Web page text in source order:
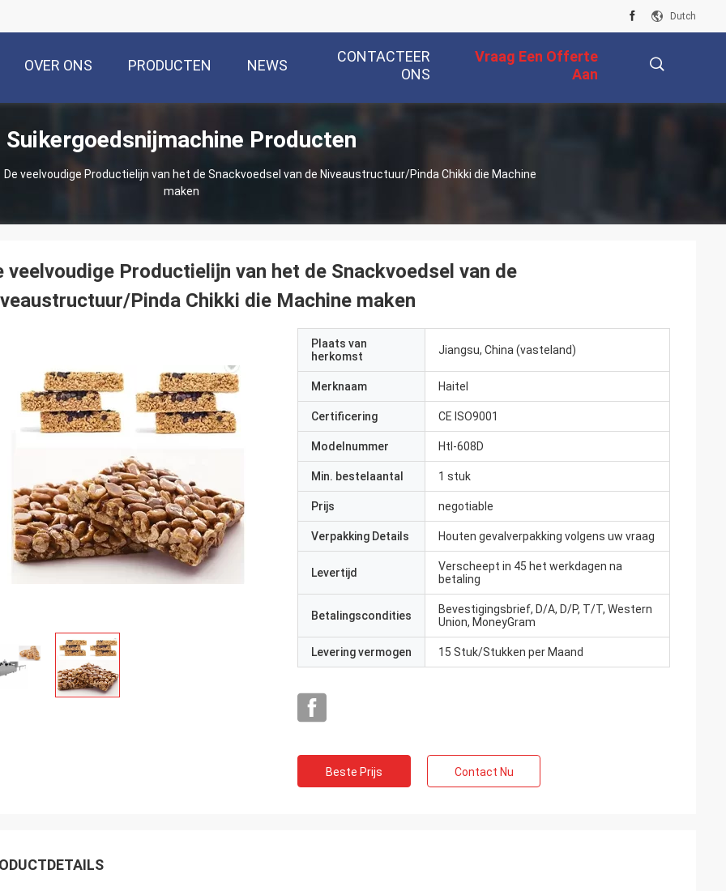
Dutch
OVER ONS PRODUCTEN NEWS
CONTACTEER
ONS
Vraag Een Offerte
Aan
Suikergoedsnijmachine Producten
De veelvoudige Productielijn van het de Snackvoedsel van de Niveaustructuur/Pinda Chikki die Machine
maken
veelvoudige Productielijn van het de Snackvoedsel van de
Pinda Chikki die Machine maken
Plaats van
herkomst
Jiangsu, China (vasteland)
Merknaam Haitel
Certificering CE ISO9001
Modelnummer Htl-608D
Min. bestelaantal 1 stuk
Prijs negotiable
Verpakking Details Houten gevalverpakking volgens uw vraag
Levertijd
Verscheept in 45 het werkdagen na
betaling
Betalingscondities
Bevestigingsbrief, D/A, D/P, T/T, Western
Union, MoneyGram
Levering vermogen 15 Stuk/Stukken per Maand
Beste Prijs Contact Nu